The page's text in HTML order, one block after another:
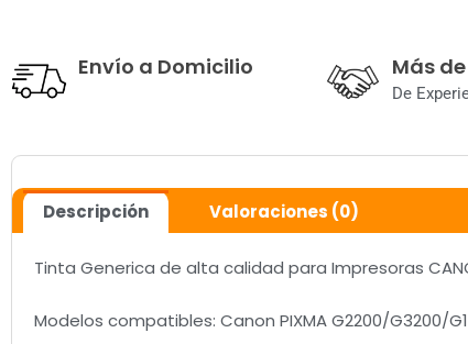
Envío a Domicilio Más
De
Descripción Valoraciones (0)
Tinta Generica de alta calidad para Impresoras
Modelos compatibles: Canon PIXMA G2200/G3200/